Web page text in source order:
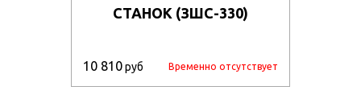
СТАНОК (ЗШС-330)
10 810руб Временно отсутствует